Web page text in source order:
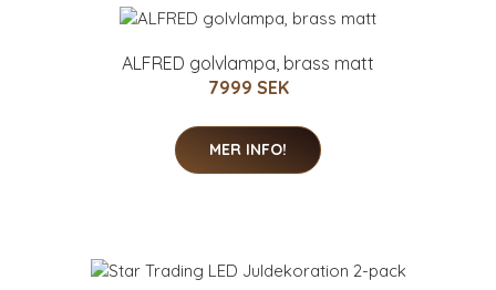
ALFRED golvlampa, brass matt
7999 SEK
MER INFO!